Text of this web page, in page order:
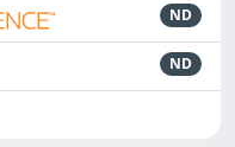
ND
ND